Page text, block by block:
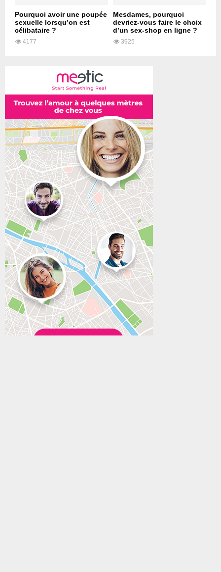
Pourquoi avoir une poupée
sexuelle lorsqu’on est
célibataire ?
4177
Mesdames, pourquoi
devriez-vous faire le choix
d’un sex-shop en ligne ?
3925